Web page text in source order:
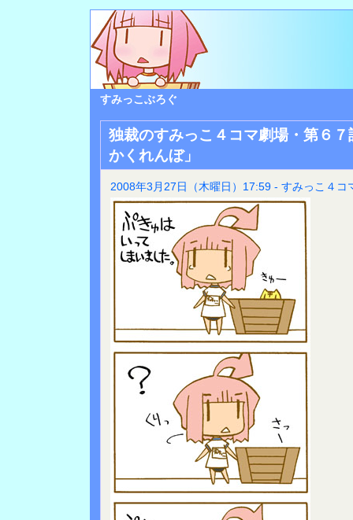
すみっこぶろぐ
独裁のすみっこ４コマ劇場・第６
かくれんぼ」
2008年3月27日（木曜日）17:59 - すみっこ４コ